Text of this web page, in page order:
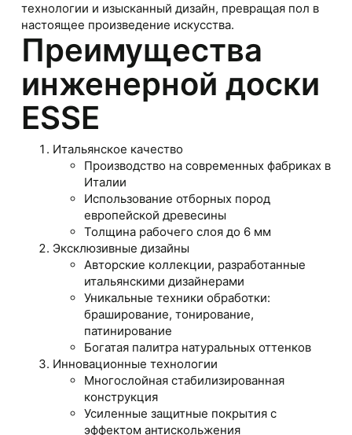
технологии и изысканный дизайн, превращая пол в
настоящее произведение искусства.
Преимущества
инженерной доски
ESSE
Итальянское качество
Производство на современных фабриках в
Италии
Использование отборных пород
европейской древесины
Толщина рабочего слоя до 6 мм
Эксклюзивные дизайны
Авторские коллекции, разработанные
итальянскими дизайнерами
Уникальные техники обработки:
браширование, тонирование,
патинирование
Богатая палитра натуральных оттенков
Инновационные технологии
Многослойная стабилизированная
конструкция
Усиленные защитные покрытия с
эффектом антискольжения